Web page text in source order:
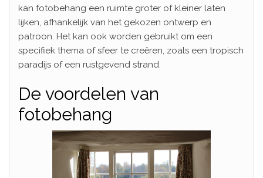
kan fotobehang een ruimte groter of kleiner laten
lijken, afhankelijk van het gekozen ontwerp en
patroon. Het kan ook worden gebruikt om een
specifiek thema of sfeer te creëren, zoals een tropisch
paradijs of een rustgevend strand.
De voordelen van
fotobehang